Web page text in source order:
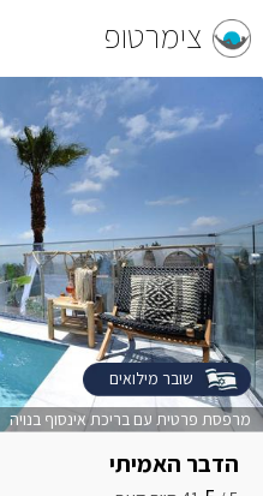
צימרטופ
הדבר האמיתי
מרפסת פרטית עם בריכת אינסוף בנויה
שובר מילואים